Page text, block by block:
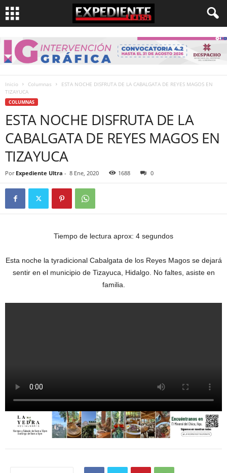
Inicio Columnas
ESTA NOCHE DISFRUTA DE LA CABALGATA DE REYES MAGOS EN
TIZAYUCA
COLUMNAS
ESTA NOCHE DISFRUTA DE LA
CABALGATA DE REYES MAGOS EN
TIZAYUCA
Por Expediente Ultra - 8 Ene, 2020 1688 0
Tiempo de lectura aprox: 4 segundos
Esta noche la tyradicional Cabalgata de los Reyes Magos se dejará
sentir en el municipio de Tizayuca, Hidalgo. No faltes, asiste en
familia.